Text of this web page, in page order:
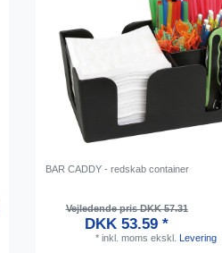
BAR CADDY - redskab container
Vejledende pris DKK 57.31
DKK 53.59 *
* inkl. moms ekskl. Levering